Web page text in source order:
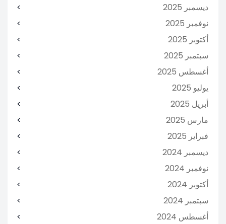
ديسمبر 2025
نوفمبر 2025
أكتوبر 2025
سبتمبر 2025
أغسطس 2025
يوليو 2025
أبريل 2025
مارس 2025
فبراير 2025
ديسمبر 2024
نوفمبر 2024
أكتوبر 2024
سبتمبر 2024
أغسطس 2024